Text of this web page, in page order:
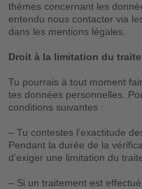
thèmes concernant les
entendu nous contacter via
dans les mentions légales.
Droit à la limitation du
Tu pourrais à tout moment
tes données personnelles.
conditions suivantes :
– Tu contestes l’exactitude
Pendant la durée de la
d’exiger une limitation du
– Si un traitement est